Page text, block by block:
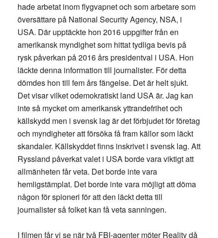
hade arbetat inom flygvapnet och som arbetare som
översättare på National Security Agency, NSA, i
USA. Där upptäckte hon 2016 uppgifter från en
amerikansk myndighet som hittat tydliga bevis på
rysk påverkan på 2016 års presidentval i USA. Hon
läckte denna information till journalister. För detta
dömdes hon till fem års fängelse. Det är helt sjukt.
Det visar vilket odemokratiskt land USA är. Jag kan
inte så mycket om amerikansk yttrandefrihet och
källskydd men i svensk lag är det förbjudet för företag
och myndigheter att försöka få fram källor som läckt
skandaler. Källskyddet finns inskrivet i svensk lag. Att
Ryssland påverkat valet i USA borde vara viktigt att
allmänheten får veta. Det borde inte vara
hemligstämplat. Det borde inte vara möjligt att döma
någon för spioneri för att den läckt detta till
journalister så folket kan få veta sanningen.
I filmen får vi se när två FBI-agenter möter Reality då